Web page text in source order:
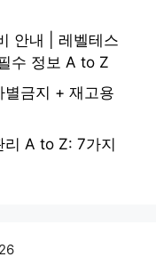
안내 | 레벨테스
수 정보 A to Z
금지 + 재고용
리 A to Z: 7가지